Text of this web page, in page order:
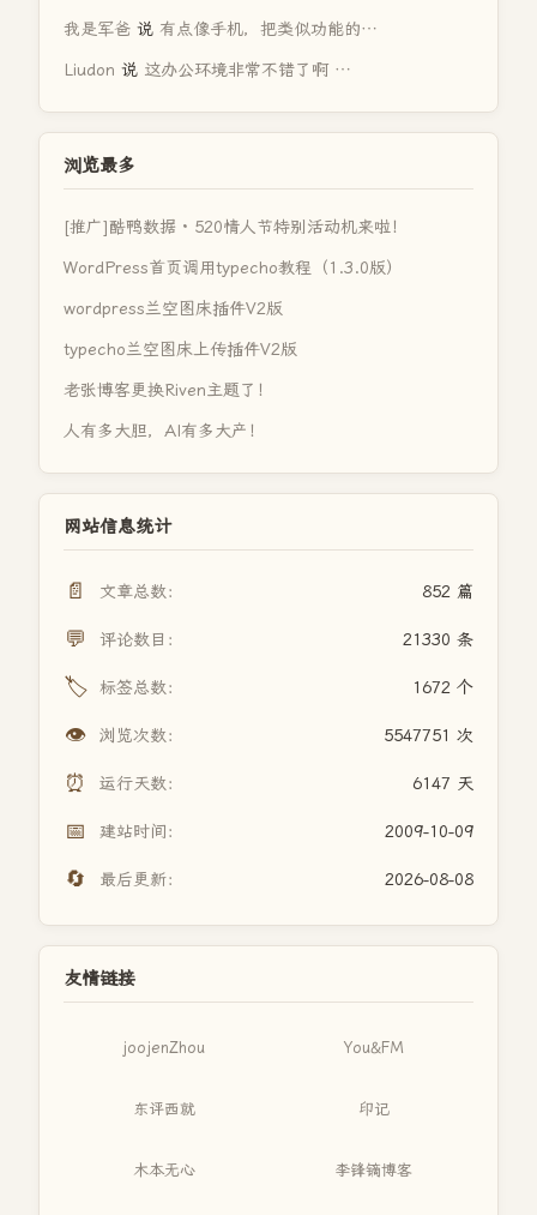
我是军爸 说 有点像手机，把类似功能的…
Liudon 说 这办公环境非常不错了啊 …
浏览最多
[推广]酷鸭数据 · 520情人节特别活动机来啦！
WordPress首页调用typecho教程（1.3.0版）
wordpress兰空图床插件V2版
typecho兰空图床上传插件V2版
老张博客更换Riven主题了！
人有多大胆，AI有多大产！
网站信息统计
📄 文章总数： 852 篇
💬 评论数目： 21330 条
🏷️ 标签总数： 1672 个
👁️ 浏览次数： 5547751 次
⏰ 运行天数： 6147 天
📅 建站时间： 2009-10-09
🔄 最后更新： 2026-08-08
友情链接
joojenZhou You&FM
东评西就 印记
木本无心 李锋镝博客